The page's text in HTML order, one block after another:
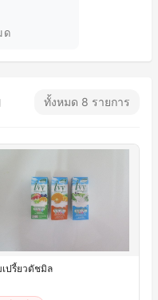
ด
ทั้งหมด 8 รายการ
ปรี้ยวดัชมิล